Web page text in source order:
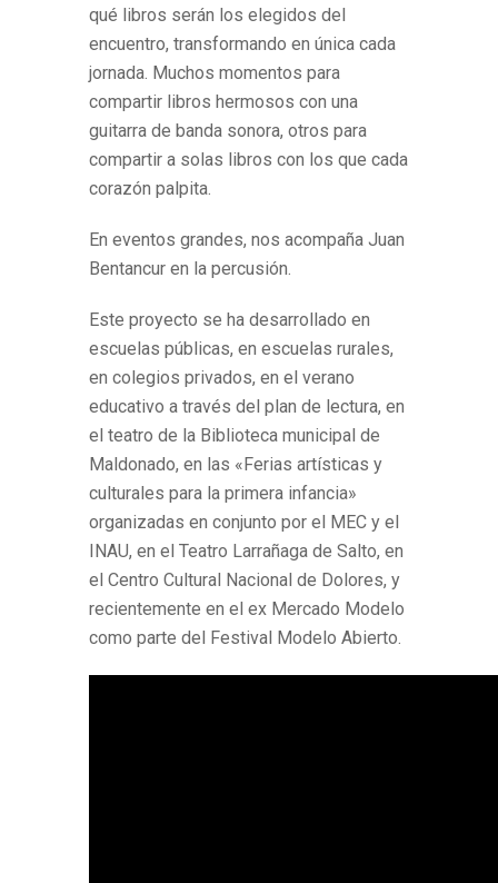
qué libros serán los elegidos del
encuentro, transformando en única cada
jornada. Muchos momentos para
compartir libros hermosos con una
guitarra de banda sonora, otros para
compartir a solas libros con los que cada
corazón palpita.
En eventos grandes, nos acompaña Juan
Bentancur en la percusión.
Este proyecto se ha desarrollado en
escuelas públicas, en escuelas rurales,
en colegios privados, en el verano
educativo a través del plan de lectura, en
el teatro de la Biblioteca municipal de
Maldonado, en las «Ferias artísticas y
culturales para la primera infancia»
organizadas en conjunto por el MEC y el
INAU, en el Teatro Larrañaga de Salto, en
el Centro Cultural Nacional de Dolores, y
recientemente en el ex Mercado Modelo
como parte del Festival Modelo Abierto.